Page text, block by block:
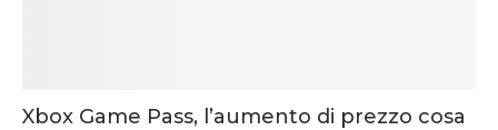
Xbox Game Pass, l’aumento di prezzo cosa